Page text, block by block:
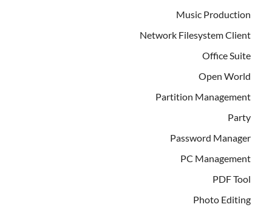
Music Production
Network Filesystem Client
Office Suite
Open World
Partition Management
Party
Password Manager
PC Management
PDF Tool
Photo Editing